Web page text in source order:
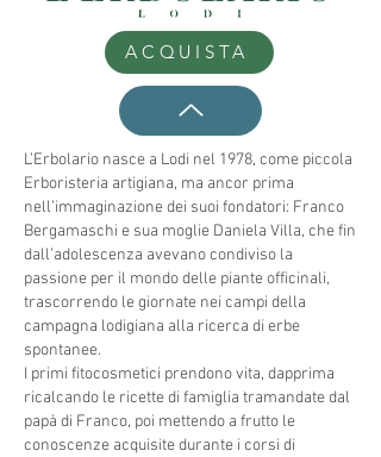
ACQUISTA
L’Erbolario nasce a Lodi nel 1978, come piccola
Erboristeria artigiana, ma ancor prima
nell’immaginazione dei suoi fondatori: Franco
Bergamaschi e sua moglie Daniela Villa, che fin
dall’adolescenza avevano condiviso la
passione per il mondo delle piante officinali,
trascorrendo le giornate nei campi della
campagna lodigiana alla ricerca di erbe
spontanee.
​I primi fitocosmetici prendono vita, dapprima
ricalcando le ricette di famiglia tramandate dal
papà di Franco, poi mettendo a frutto le
conoscenze acquisite durante i corsi di